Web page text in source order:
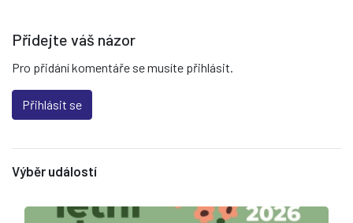
Přidejte váš názor
Pro přidání komentáře se musíte přihlásit.
Přihlásit se
Výběr událostí